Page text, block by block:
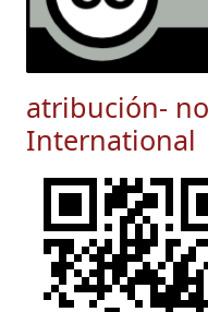
atribución-
International